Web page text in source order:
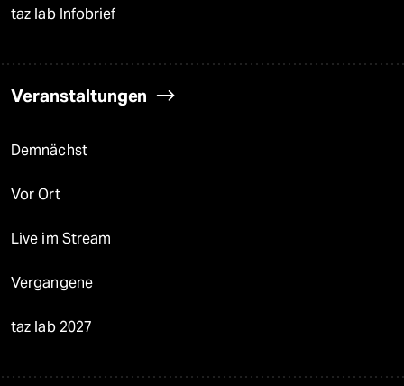
taz lab Infobrief
Veranstaltungen
Demnächst
Vor Ort
Live im Stream
Vergangene
taz lab 2027